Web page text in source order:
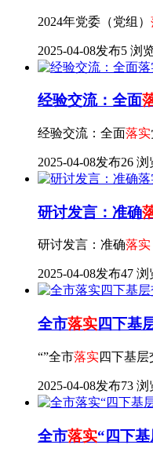
2024年党委（党组）
2025-04-08发布5 浏
经验交流：全面
经验交流：全面落实
2025-04-08发布26 浏
研讨发言：准确
研讨发言：准确落实
2025-04-08发布47 浏
全市落实四下基
“”全市落实四下基
2025-04-08发布73 浏
全市落实“四下